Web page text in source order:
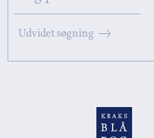
Udvidet søgning